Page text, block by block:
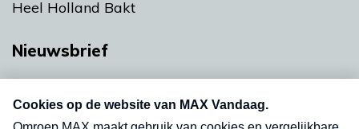
Heel Holland Bakt
Nieuwsbrief
nieuwsbrief. Elke vrijdag- en dinsdagochtend in
uw mailbox.